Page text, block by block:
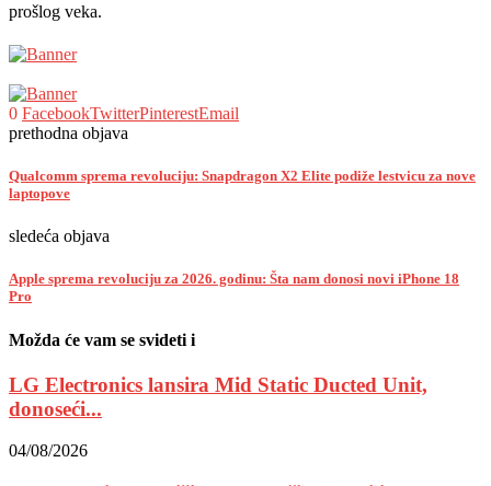
prošlog veka.
0 FacebookTwitterPinterestEmail
prethodna objava
Qualcomm sprema revoluciju: Snapdragon X2 Elite podiže lestvicu za nove
laptopove
sledeća objava
Apple sprema revoluciju za 2026. godinu: Šta nam donosi novi iPhone 18
Pro
Možda će vam se svideti i
LG Electronics lansira Mid Static Ducted Unit,
donoseći...
04/08/2026